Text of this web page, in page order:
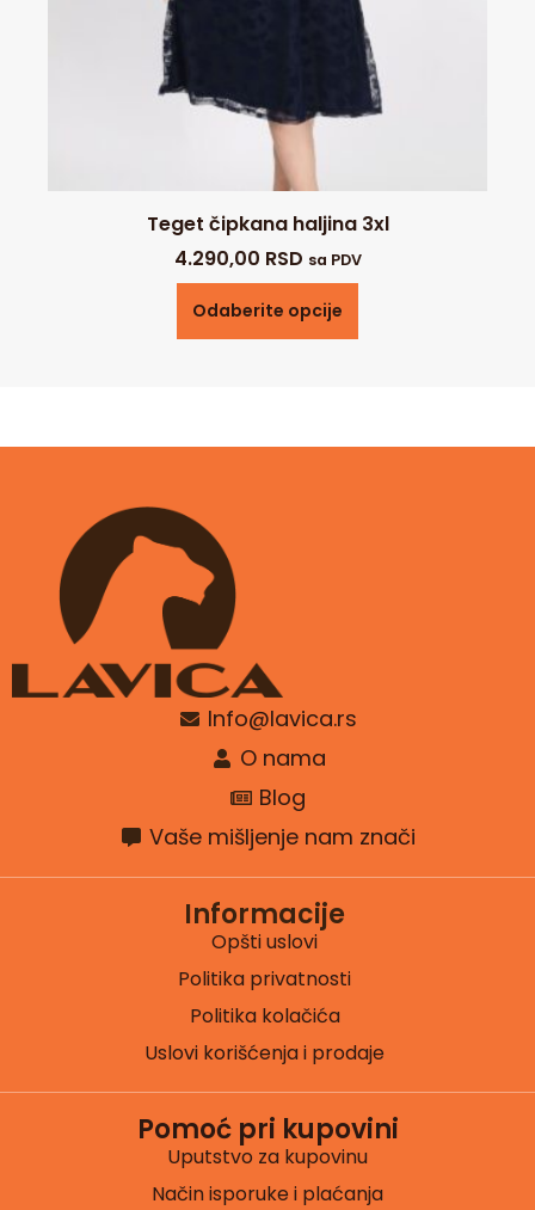
Teget čipkana haljina 3xl
4.290,00 RSD sa PDV
Odaberite opcije
Info@lavica.rs
O nama
Blog
Vaše mišljenje nam znači
Informacije
Opšti uslovi
Politika privatnosti
Politika kolačića
Uslovi korišćenja i prodaje
Pomoć pri kupovini
Uputstvo za kupovinu
Način isporuke i plaćanja